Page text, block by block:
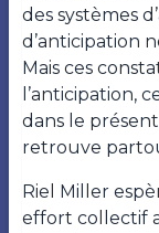
des systèmes
d’anticipation
Mais ces
l’anticipation,
dans le
retrouve
Riel Miller
effort collectif